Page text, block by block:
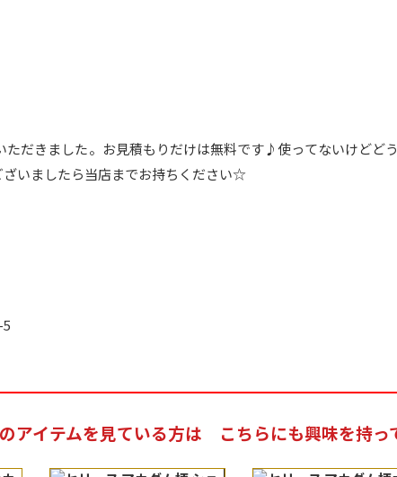
だきました。お見積もりだけは無料です♪使ってないけどど
いましたら当店までお持ちください☆
アイテムを見ている方は こちらにも興味を持っ